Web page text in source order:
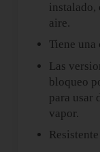
instalado,
aire.
Tiene una
Las
bloqueo
para usar
vapor.